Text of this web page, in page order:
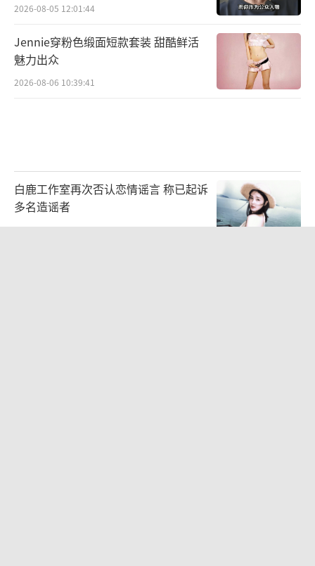
2026-08-05 12:01:44
Jennie穿粉色缎面短款套装 甜酷鲜活
魅力出众
2026-08-06 10:39:41
白鹿工作室再次否认恋情谣言 称已起诉
多名造谣者
2026-08-06 10:58:39